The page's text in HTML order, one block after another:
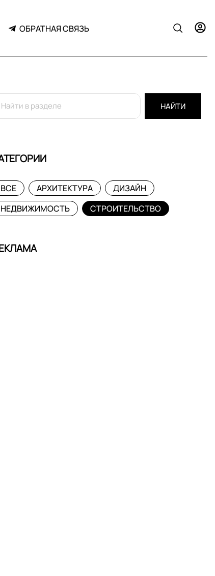
ОБРАТНАЯ СВЯЗЬ
НАЙТИ
ВСЕ АРХИТЕКТУРА
ДИЗАЙН
НЕДВИЖИМОСТЬ
СТРОИТЕЛЬСТВО